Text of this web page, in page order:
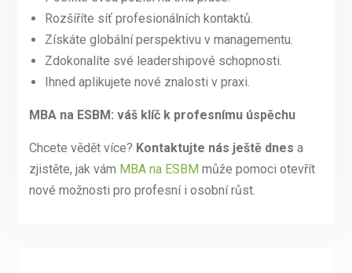
Rozšíříte síť profesionálních kontaktů.
Získáte globální perspektivu v managementu.
Zdokonalíte své leadershipové schopnosti.
Ihned aplikujete nové znalosti v praxi.
MBA na ESBM: váš klíč k profesnímu úspěchu
Chcete vědět více? Kontaktujte nás ještě dnes a
zjistěte, jak vám MBA na ESBMmůže pomoci otevřít
nové možnosti pro profesní i osobní růst.